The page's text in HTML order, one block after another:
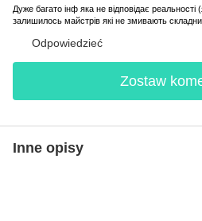
Дуже багато інф яка не відповідає
залишилось майстрів які не змивають
Odpowiedzieć
Zostaw
Inne opisy